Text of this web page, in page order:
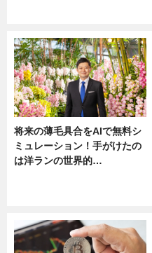
将来の薄毛具合をAIで無料シ
ミュレーション！手がけたの
は洋ランの世界的…